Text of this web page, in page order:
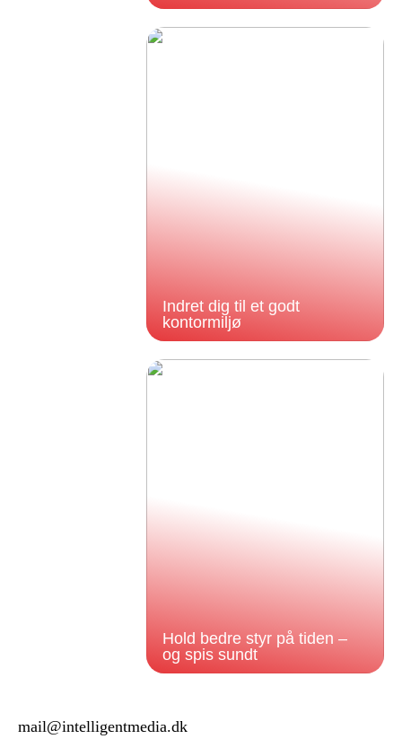
Indret dig til et godt
kontormiljø
Hold bedre styr på tiden –
og spis sundt
mail@intelligentmedia.dk